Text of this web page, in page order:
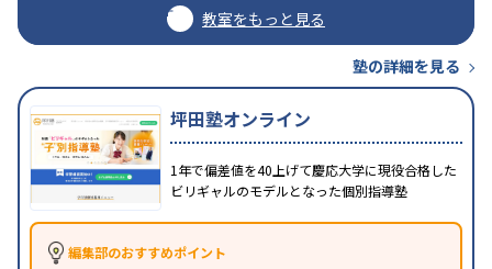
教室をもっと見る
塾の詳細を見る
坪田塾オンライン
1年で偏差値を40上げて慶応大学に現役合格した
ビリギャルのモデルとなった個別指導塾
編集部のおすすめポイント